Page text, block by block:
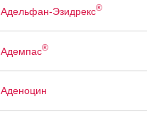
Адельфан-Эзидрекс®
Адемпас®
Аденоцин